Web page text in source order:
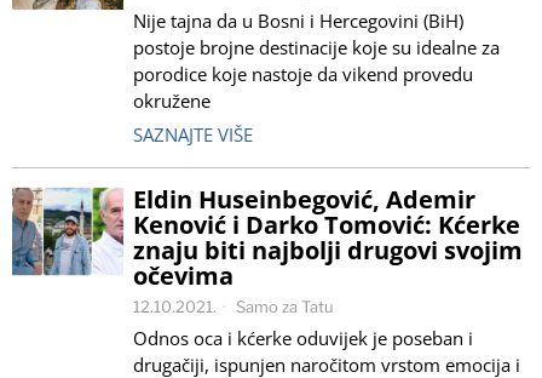
Nije tajna da u Bosni i Hercegovini (BiH)
postoje brojne destinacije koje su idealne za
porodice koje nastoje da vikend provedu
okružene
SAZNAJTE VIŠE
Eldin Huseinbegović, Ademir
Kenović i Darko Tomović: Kćerke
znaju biti najbolji drugovi svojim
očevima
12.10.2021. Samo za Tatu
Odnos oca i kćerke oduvijek je poseban i
drugačiji, ispunjen naročitom vrstom emocija i